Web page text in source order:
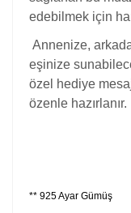
edebilmek için
Annenize,
eşinize
özel hediye
özenle hazırlanır.
** 925 Ayar Gümüş